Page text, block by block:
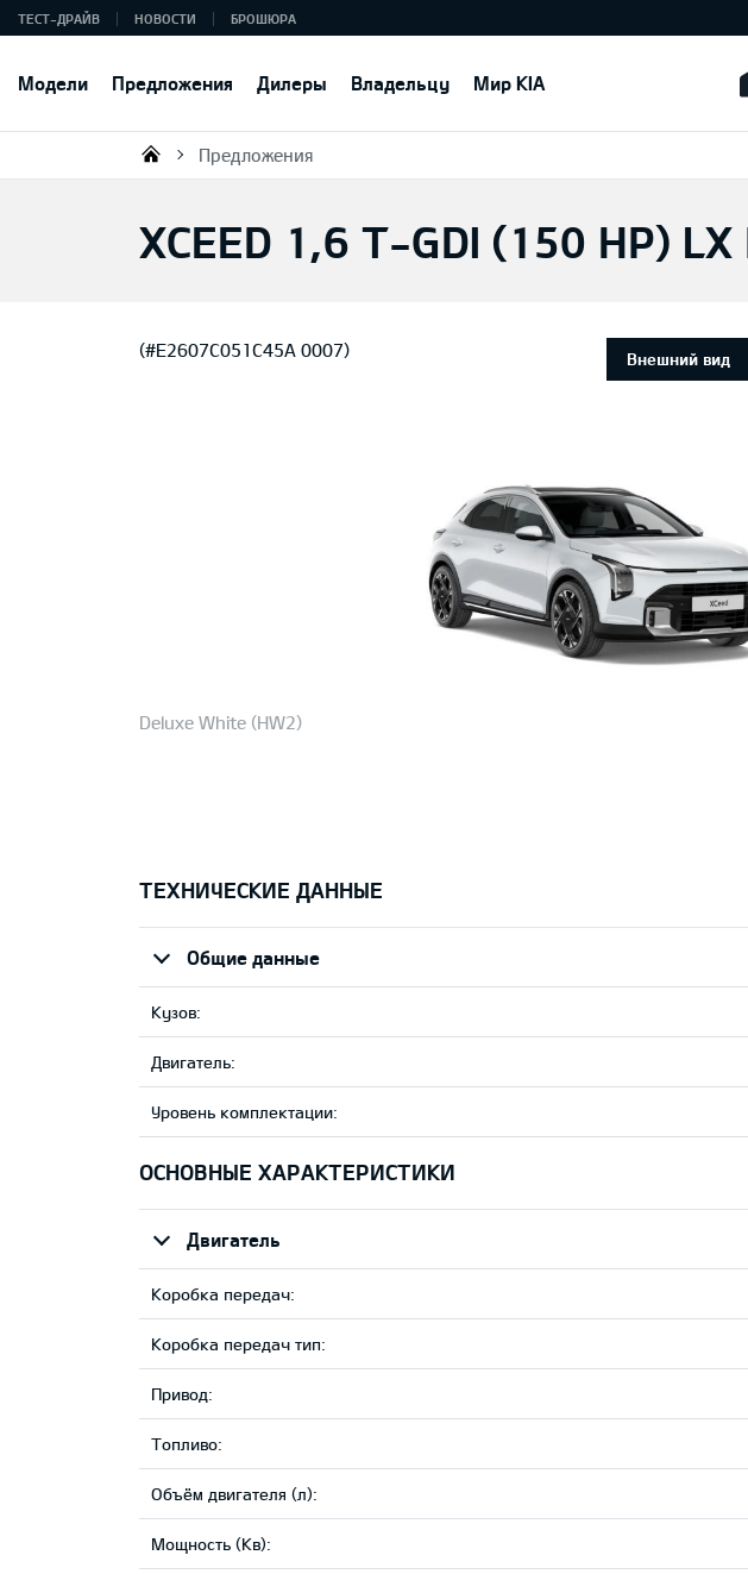
Модели Предложения Дилеры Владельцу Мир KIA
ТЕСТ-ДРАЙВ НОВОСТИ БРОШЮРА
KIA AUTO AS
Предложения
XCEED 1,6 T-GDI (150 HP) LX
Внешний вид
(#E2607C051C45A 0007)
Deluxe White (HW2)
ТЕХНИЧЕСКИЕ ДАННЫЕ
Общие данные
Кузов:
Двигатель:
Уровень комплектации:
ОСНОВНЫЕ ХАРАКТЕРИСТИКИ
Двигатель
Коробка передач:
Коробка передач тип:
Привод:
Tопливо:
Объём двигателя (л):
Мощность (Кв):